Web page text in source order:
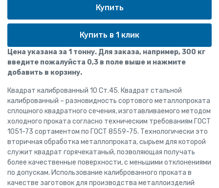
Купить в 1 клик
Цена указана за 1 тонну. Для заказа, например, 300 кг
введите пожалуйста 0,3 в поле выше и нажмите
добавить в корзину.
Квадрат калиброванный 10 Ст.45. Квадрат стальной
калиброванный – разновидность сортового металлопроката
сплошного квадратного сечения, изготавливаемого методом
холодного проката согласно техническим требованиям ГОСТ
1051-73 сортаментом по ГОСТ 8559-75. Технологически это
вторичная обработка металлопроката, сырьем для которой
служит квадрат горячекатаный, позволяющая получать
более качественные поверхности, с меньшими отклонениями
по допускам. Использование калиброванного проката в
качестве заготовок для производства металлоизделий